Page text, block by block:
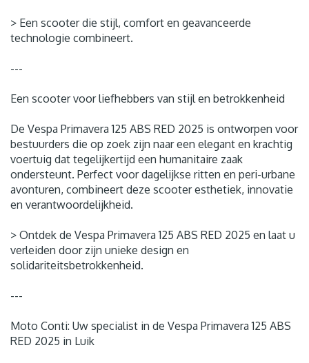
> Een scooter die stijl, comfort en geavanceerde
technologie combineert.
---
Een scooter voor liefhebbers van stijl en betrokkenheid
De Vespa Primavera 125 ABS RED 2025 is ontworpen voor
bestuurders die op zoek zijn naar een elegant en krachtig
voertuig dat tegelijkertijd een humanitaire zaak
ondersteunt. Perfect voor dagelijkse ritten en peri-urbane
avonturen, combineert deze scooter esthetiek, innovatie
en verantwoordelijkheid.
> Ontdek de Vespa Primavera 125 ABS RED 2025 en laat u
verleiden door zijn unieke design en
solidariteitsbetrokkenheid.
---
Moto Conti: Uw specialist in de Vespa Primavera 125 ABS
RED 2025 in Luik